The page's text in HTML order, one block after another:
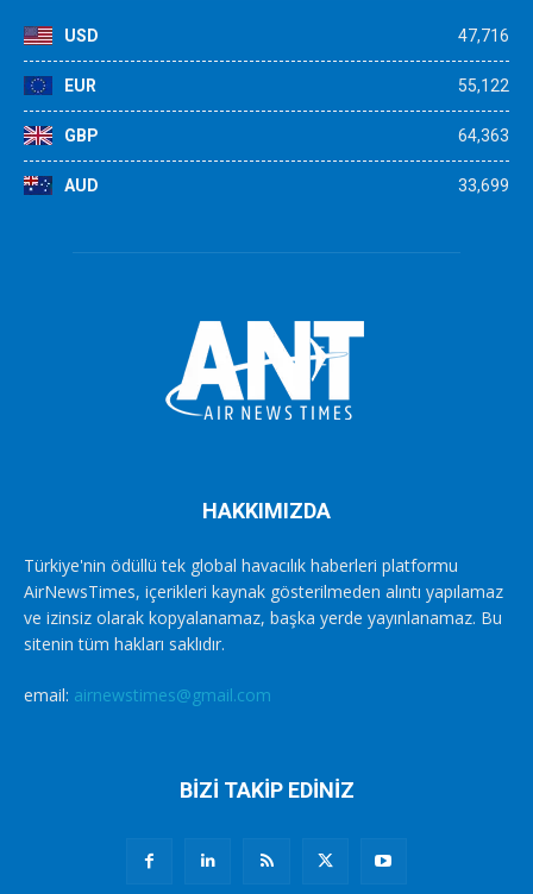
USD 47,716
EUR 55,122
GBP 64,363
AUD 33,699
HAKKIMIZDA
Türkiye'nin ödüllü tek global havacılık haberleri platformu
AirNewsTimes, içerikleri kaynak gösterilmeden alıntı yapılamaz
ve izinsiz olarak kopyalanamaz, başka yerde yayınlanamaz. Bu
sitenin tüm hakları saklıdır.
email: airnewstimes@gmail.com
BİZİ TAKİP EDİNİZ